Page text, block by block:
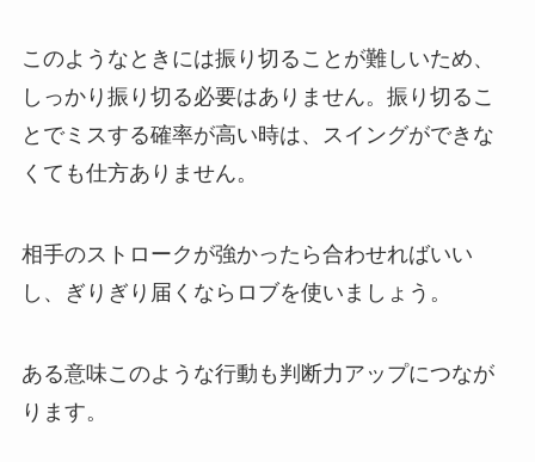
このようなときには振り切ることが難しいため、
しっかり振り切る必要はありません。振り切るこ
とでミスする確率が高い時は、スイングができな
くても仕方ありません。
相手のストロークが強かったら合わせればいい
し、ぎりぎり届くならロブを使いましょう。
ある意味このような行動も判断力アップにつなが
ります。